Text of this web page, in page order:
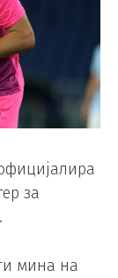
за
мина на